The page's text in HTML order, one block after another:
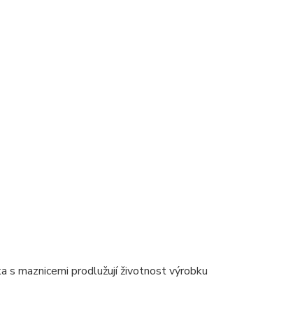
s maznicemi prodlužují životnost výrobku